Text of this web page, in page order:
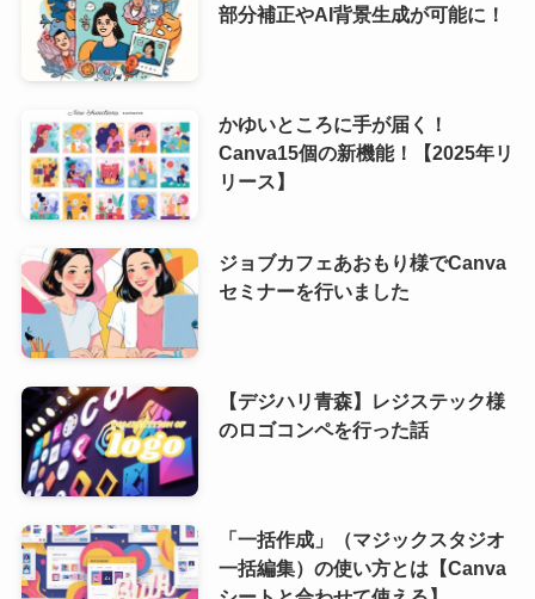
部分補正やAI背景生成が可能に！
かゆいところに手が届く！
Canva15個の新機能！【2025年リ
リース】
ジョブカフェあおもり様でCanva
セミナーを行いました
【デジハリ青森】レジステック様
のロゴコンペを行った話
「一括作成」（マジックスタジオ
一括編集）の使い方とは【Canva